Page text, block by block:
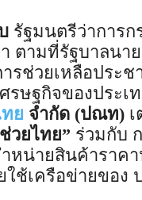
รัฐมนตรีว่าการก
ตามที่รัฐบาลนาย
รช่วยเหลือประ
รษฐกิจของประ
ย จำกัด (ปณท)
วยไทย” ร่วมกับ
หน่ายสินค้าราค
ใช้เครือข่ายขอ